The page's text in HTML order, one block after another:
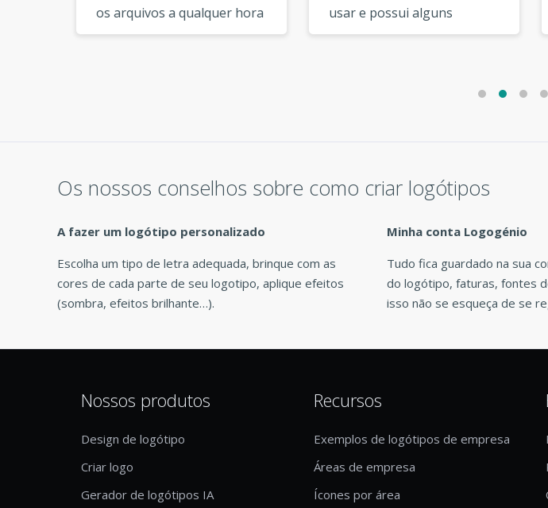
os arquivos a qualquer hora
que eu quiser. As
usar e possui alguns
modelos de qualidade.
para escolher. As opcões no
Os nossos conselhos sobre como criar logótipos
A fazer um logótipo personalizado
Escolha um tipo de letra adequada, brinque com as
cores de cada parte de seu logotipo, aplique efeitos
(sombra, efeitos brilhante…).
Minha conta Logogénio
Tudo fica guardado na sua
do logótipo, faturas, fontes
isso não se esqueça de se
Nossos produtos
Design de logótipo
Criar logo
Gerador de logótipos IA
Recursos
Exemplos de logótipos de empresa
Áreas de empresa
Ícones por área